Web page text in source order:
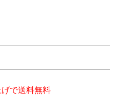
で送料無料